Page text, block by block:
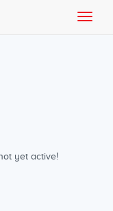
yet active!
Toggle